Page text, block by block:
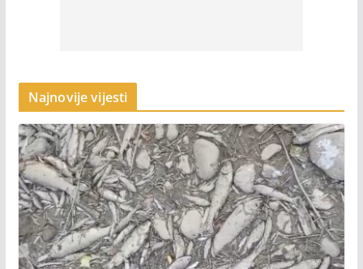
Najnovije vijesti